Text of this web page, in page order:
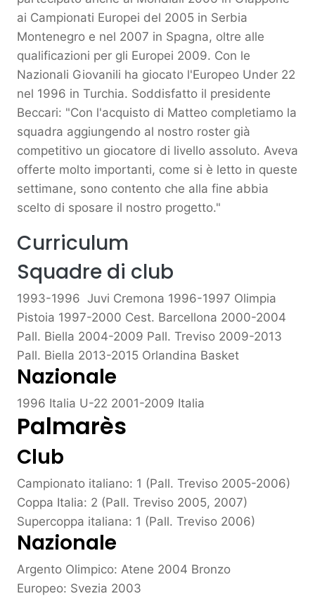
ai Campionati Europei del 2005 in Serbia
Montenegro e nel 2007 in Spagna, oltre alle
qualificazioni per gli Europei 2009. Con le
Nazionali Giovanili ha giocato l'Europeo Under 22
nel 1996 in Turchia. Soddisfatto il presidente
Beccari: "Con l'acquisto di Matteo completiamo la
squadra aggiungendo al nostro roster già
competitivo un giocatore di livello assoluto. Aveva
offerte molto importanti, come si è letto in queste
settimane, sono contento che alla fine abbia
scelto di sposare il nostro progetto."
Curriculum
Squadre di club
1993-1996 Juvi Cremona 1996-1997 Olimpia
Pistoia 1997-2000 Cest. Barcellona 2000-2004
Pall. Biella 2004-2009 Pall. Treviso 2009-2013
Pall. Biella 2013-2015 Orlandina Basket
Nazionale
1996 Italia U-22 2001-2009 Italia
Palmarès
Club
Campionato italiano: 1 (Pall. Treviso 2005-2006)
Coppa Italia: 2 (Pall. Treviso 2005, 2007)
Supercoppa italiana: 1 (Pall. Treviso 2006)
Nazionale
Argento Olimpico: Atene 2004 Bronzo
Europeo: Svezia 2003